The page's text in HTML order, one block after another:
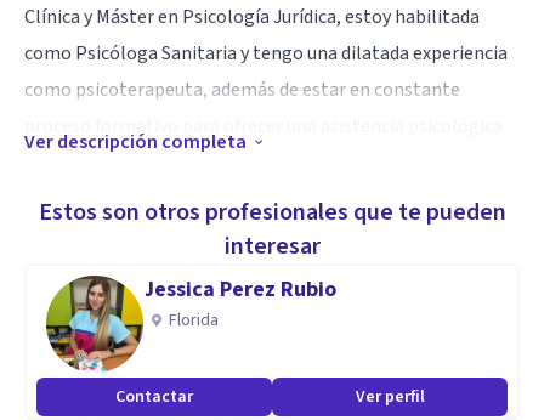
Clínica y Máster en Psicología Jurídica, estoy habilitada
como Psicóloga Sanitaria y tengo una dilatada experiencia
como psicoterapeuta, además de estar en constante
Realizo psicoterapia para adultos tanto online como de
forma presencial. Para ello uso técnicas que gozan de
amplia evidencia científica, como la terapia cognitivo-
conductual, y la terapia de aceptación y compromiso.
Ver descripción completa
Estos son otros profesionales que te pueden
interesar
Jessica Perez Rubio
Florida
Contactar Ver perfil